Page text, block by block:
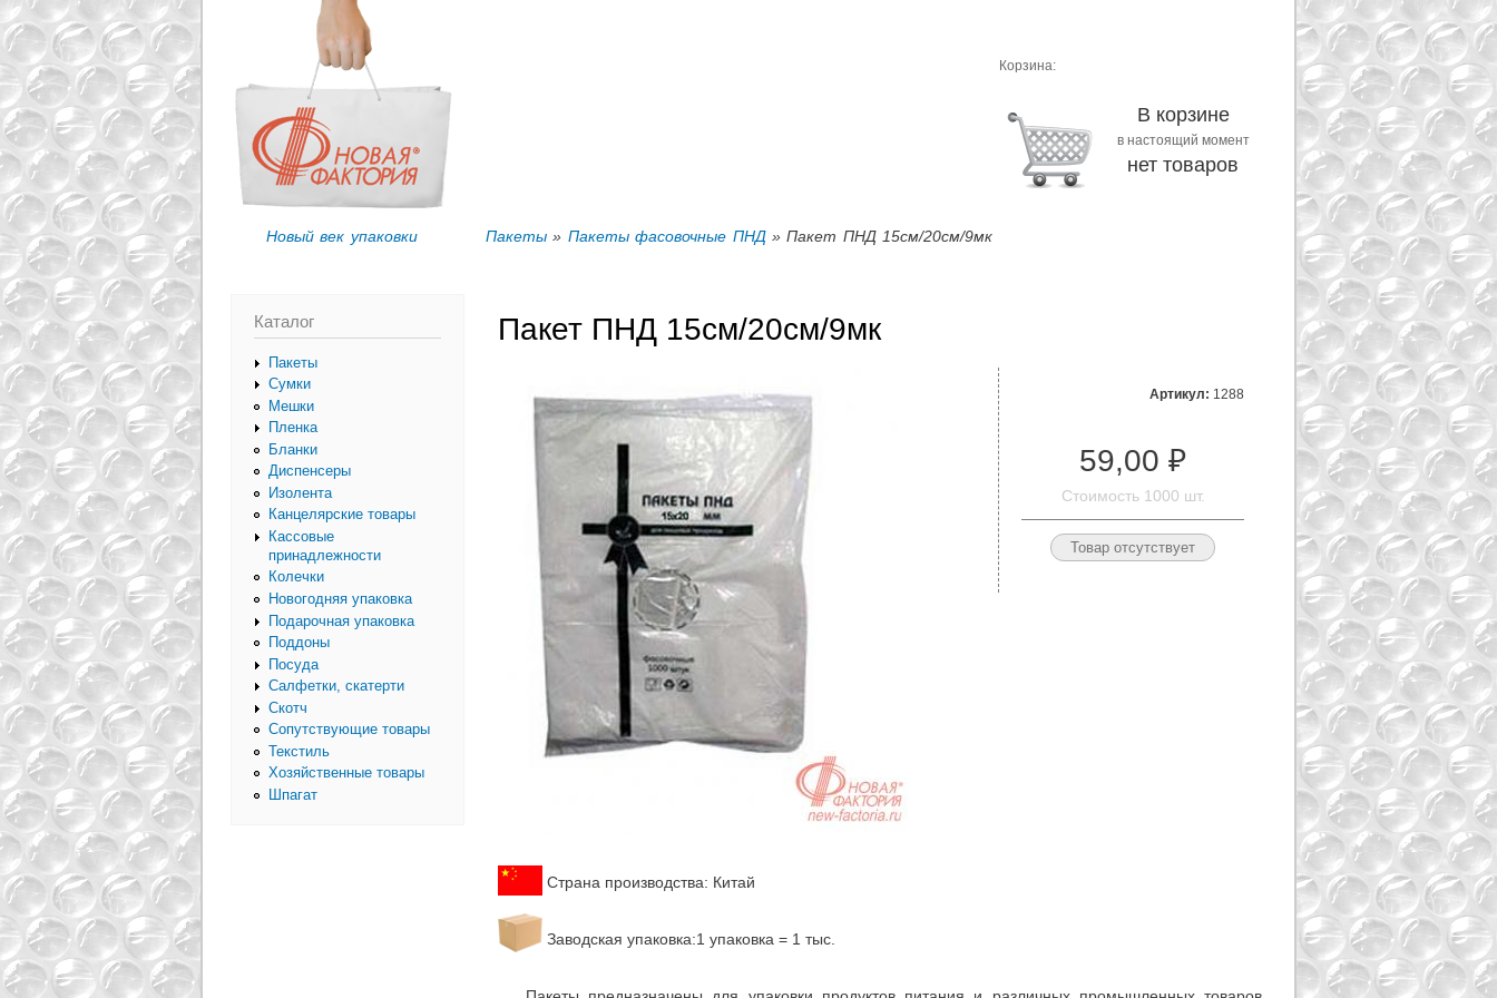
Новый век упаковки
Корзина:
В корзине
в настоящий момент
нет товаров
Пакеты » Пакеты фасовочные ПНД» Пакет ПНД 15см/20см/9мк
Каталог
Пакеты
Сумки
Мешки
Пленка
Бланки
Диспенсеры
Изолента
Канцелярские товары
Кассовые
принадлежности
Колечки
Новогодняя упаковка
Подарочная упаковка
Поддоны
Посуда
Салфетки, скатерти
Скотч
Сопутствующие товары
Текстиль
Хозяйственные товары
Шпагат
Пакет ПНД 15см/20см/9мк
Артикул: 1288
59,00 ₽
Стоимость 1000 шт.
Страна производства: Китай
Заводская упаковка:1 упаковка = 1 тыс.